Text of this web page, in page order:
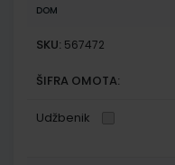
DOM
SKU: 567472
ŠIFRA OMOTA:
Udžbenik